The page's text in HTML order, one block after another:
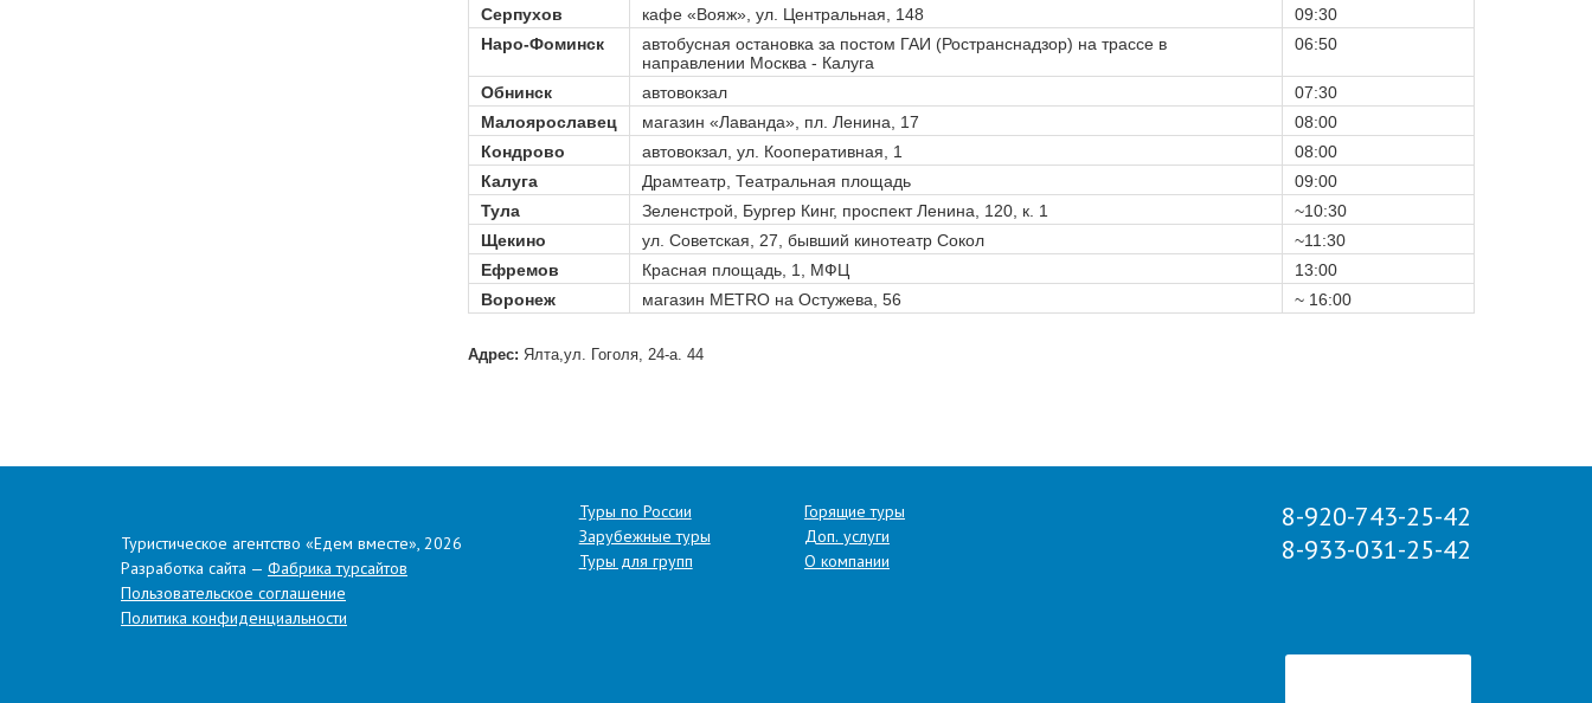
Серпухов
кафе «Вояж», ул. Центральная, 148
09:30
Наро-Фоминск
автобусная остановка за постом ГАИ (Ространснадзор) на трассе в
направлении Москва - Калуга
06:50
Обнинск автовокзал
07:30
Малоярославец
магазин «Лаванда», пл. Ленина, 17
08:00
Кондрово
автовокзал, ул. Кооперативная, 1
08:00
Калуга
Драмтеатр, Театральная площадь
09:00
Тула
Зеленстрой, Бургер Кинг, проспект Ленина, 120, к. 1
~10:30
Щекино
ул. Советская, 27, бывший кинотеатр Сокол
~11:30
Ефремов
Красная площадь, 1, МФЦ
13:00
Воронеж
магазин METRO на Остужева, 56 ~ 16:00
Адрес: Ялта,ул. Гоголя, 24-а. 44
Туристическое агентство «Едем вместе», 2026
Разработка сайта — Фабрика турсайтов
Пользовательское соглашение
Политика конфиденциальности
Туры по России
Зарубежные туры
Туры для групп
Горящие туры
Доп. услуги
О компании
8-920-743-25-42
8-933-031-25-42